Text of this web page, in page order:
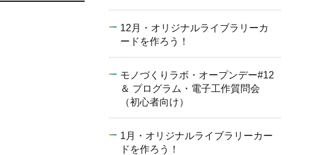
12月・オリジナルライブラリーカ
ードを作ろう！
モノづくりラボ・オープンデー#12
＆ プログラム・電子工作質問会
（初心者向け）
1月・オリジナルライブラリーカー
ドを作ろう！